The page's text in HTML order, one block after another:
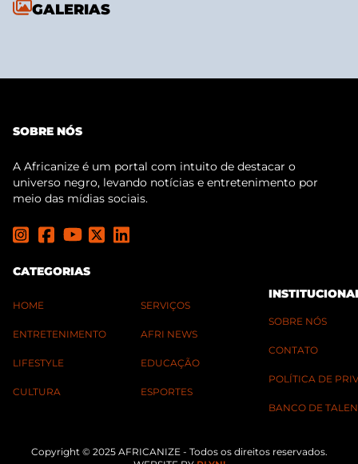
GALERIAS
SOBRE NÓS
A Africanize é um portal com intuito de destacar o
universo negro, levando notícias e entretenimento por
meio das mídias sociais.
CATEGORIAS
HOME
ENTRETENIMENTO
LIFESTYLE
CULTURA
SERVIÇOS
AFRI NEWS
EDUCAÇÃO
ESPORTES
SOBRE NÓS
CONTATO
POLÍTICA DE
BANCO DE
Copyright © 2025 AFRICANIZE - Todos os direitos reservados.